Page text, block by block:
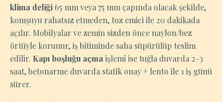
klima deliği 65 mm veya 75 mm çapında olacak şekilde,
komşuyu rahatsız etmeden, toz emici ile 20 dakikada
açılır. Mobilyalar ve zemin sizden önce naylon/bez
örtüyle korunur, iş bitiminde saha süpürülüp teslim
edilir. Kapı boşluğu açma işlemi ise tuğla duvarda 2–3
saat, betonarme duvarda statik onay + lento ile 1 iş günü
sürer.